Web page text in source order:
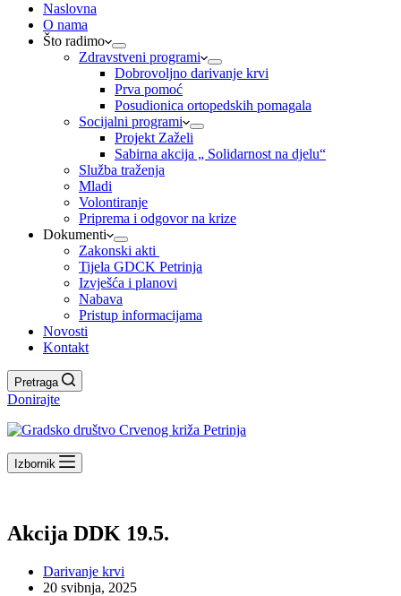
Naslovna
O nama
Što radimo
Zdravstveni programi
Dobrovoljno darivanje krvi
Prva pomoć
Posudionica ortopedskih pomagala
Socijalni programi
Projekt Zaželi
Sabirna akcija „ Solidarnost na djelu“
Služba traženja
Mladi
Volontiranje
Priprema i odgovor na krize
Dokumenti
Zakonski akti
Tijela GDCK Petrinja
Izvješća i planovi
Nabava
Pristup informacijama
Novosti
Kontakt
Pretraga
Donirajte
Izbornik
Akcija DDK 19.5.
Darivanje krvi
20 svibnja, 2025